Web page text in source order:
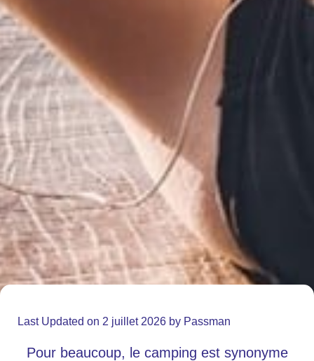
Last Updated on 2 juillet 2026 by Passman
Pour beaucoup, le camping est synonyme